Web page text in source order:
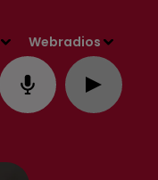
Webradios